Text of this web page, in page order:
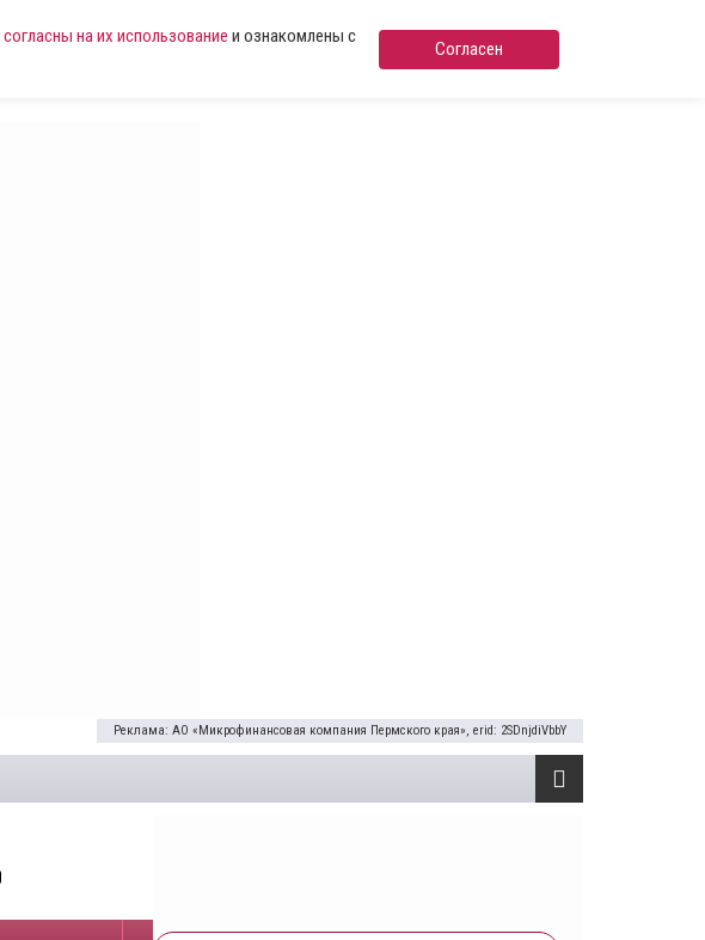
согласны на их использование и ознакомлены с
Согласен
Реклама: АО «Микрофинансовая компания Пермского края», erid: 2SDnjdiVbbY